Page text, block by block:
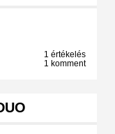
1 értékelés
1 komment